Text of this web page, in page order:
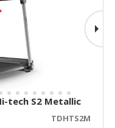
tech S2 Metallic
TDHTS2M